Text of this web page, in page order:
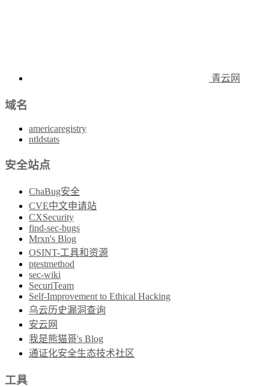
青云网
域名
americaregistry
ntldstats
安全站点
ChaBug安全
CVE中文申请站
CXSecurity
find-sec-bugs
Mrxn's Blog
OSINT-工具和资源
ptestmethod
sec-wiki
SecuriTeam
Self-Improvement to Ethical Hacking
乌云历史漏洞查询
安云网
我是熊猫哥's Blog
通证化安全生态技术社区
工具